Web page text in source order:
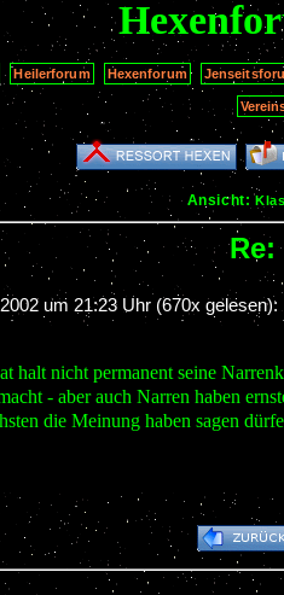
Heilerforum Hexenforum
Ansicht:
Re:
um 21:23 Uhr (670x gelesen):
halt nicht permanent seine
- aber auch Narren haben
die Meinung haben sagen